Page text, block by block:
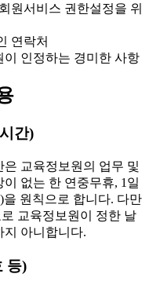
원서비스 권한설정을 위
연락처
인정하는 경미한 사항
간)
교육정보원의 업무 및
없는 한 연중무휴, 1일
을 원칙으로 합니다. 다만
교육정보원이 정한 날
지 아니합니다.
등)